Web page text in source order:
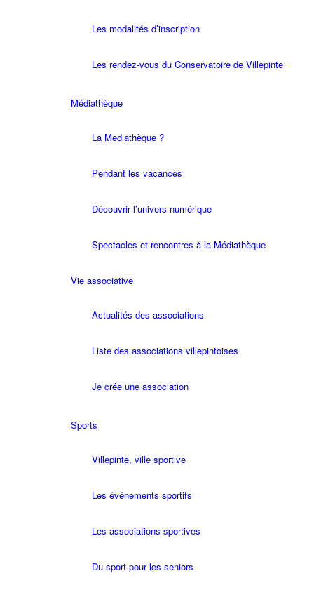
Les modalités d’inscription
Les rendez-vous du Conservatoire de Villepinte
Médiathèque
La Mediathèque ?
Pendant les vacances
Découvrir l’univers numérique
Spectacles et rencontres à la Médiathèque
Vie associative
Actualités des associations
Liste des associations villepintoises
Je crée une association
Sports
Villepinte, ville sportive
Les événements sportifs
Les associations sportives
Du sport pour les seniors